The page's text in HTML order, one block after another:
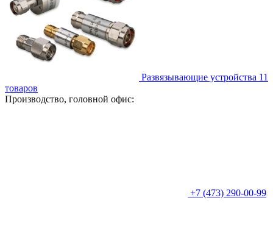
Развязывающие устройства 11
товаров
Производство, головной офис:
+7 (473) 290-00-99